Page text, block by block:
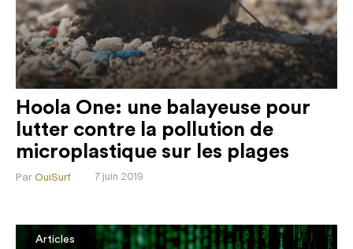
Hoola One: une balayeuse pour
lutter contre la pollution de
microplastique sur les plages
7 juin 2019
Par OuiSurf
Articles